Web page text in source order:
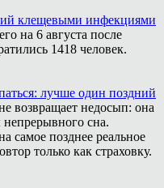
клещевыми инфекциями
на 6 августа после
1418 человек.
лучше один поздний
возвращает недосып: она
сна.
самое позднее реальное
только как страховку.